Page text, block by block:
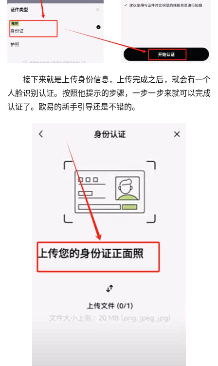
接下来就是上传身份信息，上传完成之后，就会有一个
人脸识别认证。按照他提示的步骤，一步一步来就可以完成
认证了。欧易的新手引导还是不错的。